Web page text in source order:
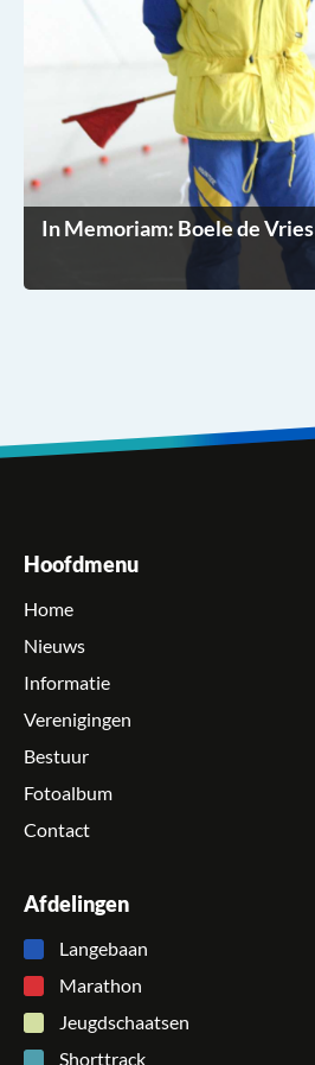
In Memoriam: Boele de Vries
Hoofdmenu
Home
Nieuws
Informatie
Verenigingen
Bestuur
Fotoalbum
Contact
Afdelingen
Langebaan
Marathon
Jeugdschaatsen
Shorttrack